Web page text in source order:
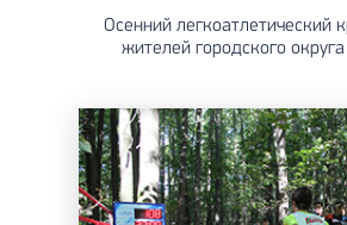
Осенний легкоатлетический
жителей городского